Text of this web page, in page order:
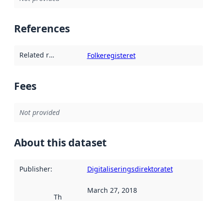
References
Related resources Folkeregisteret
Fees
Not provided
About this dataset
Publisher: Digitaliseringsdirektoratet
This date
March 27, 2018